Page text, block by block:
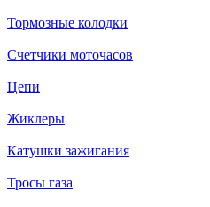
Тормозные колодки
Счетчики моточасов
Цепи
Жиклеры
Катушки зажигания
Тросы газа